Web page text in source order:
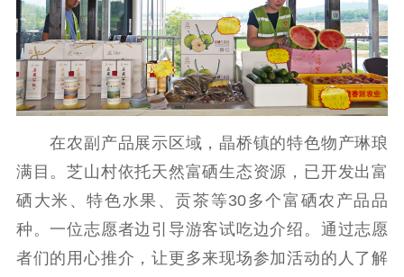
在农副产品展示区域，晶桥镇的特色物产琳琅
满目。芝山村依托天然富硒生态资源，已开发出富
硒大米、特色水果、贡茶等30多个富硒农产品品
种。一位志愿者边引导游客试吃边介绍。通过志愿
者们的用心推介，让更多来现场参加活动的人了解